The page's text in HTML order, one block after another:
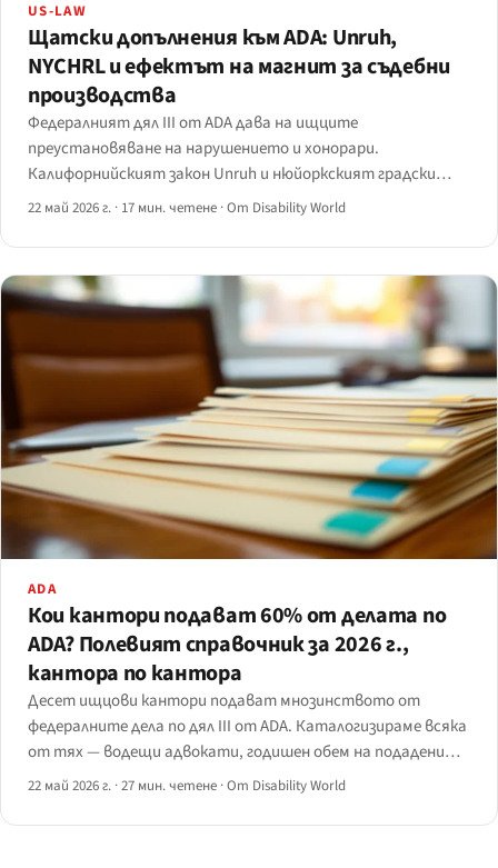
US-LAW
Щатски допълнения към ADA: Unruh,
NYCHRL и ефектът на магнит за съдебни
производства
Федералният дял III от ADA дава на ищците
преустановяване на нарушението и хонорари.
Калифорнийският закон Unruh и нюйоркският градски
закон за правата на човека добавят законоустановени
приемат преобладаващия дял от исковете за уеб
достъпност.
22 май 2026 г. · 17 мин. четене ·От Disability World
ADA
Кои кантори подават 60% от делата по
ADA? Полевият справочник за 2026 г.,
кантора по кантора
Десет ищцови кантори подават мнозинството от
федералните дела по дял III от ADA. Каталогизираме всяка
от тях — водещи адвокати, годишен обем на подадените
дела, географска концентрация, забележителни решения и
вече ги взема на прицел.
22 май 2026 г. ·27 мин. четене ·От Disability World